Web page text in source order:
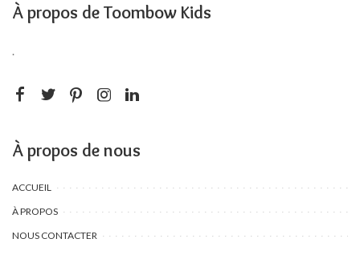
À propos de Toombow Kids
.
À propos de nous
ACCUEIL
À PROPOS
NOUS CONTACTER